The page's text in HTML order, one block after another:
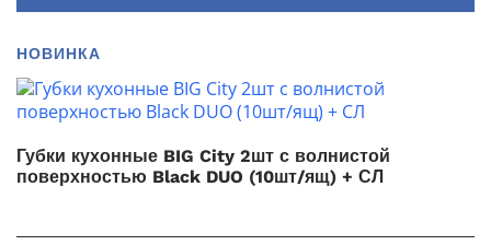
НОВИНКА
Губки кухонные BIG City 2шт с волнистой
поверхностью Black DUO (10шт/ящ) + СЛ